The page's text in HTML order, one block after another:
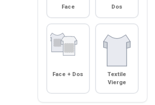
Face Dos
Face + Dos
Textile
Vierge